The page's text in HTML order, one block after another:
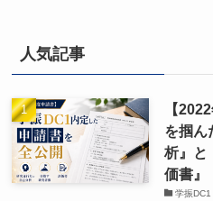
人気記事
【
を掴ん
析』と
価書』
学振